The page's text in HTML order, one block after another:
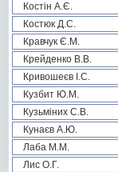
Костін А.Є.
Костюк Д.С.
Кравчук Є.М.
Крейденко В.В.
Кривошеєв І.С.
Кузбит Ю.М.
Кузьміних С.В.
Кунаєв А.Ю.
Лаба М.М.
Лис О.Г.